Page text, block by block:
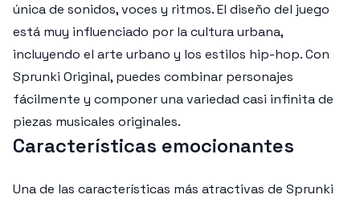
única de sonidos, voces y ritmos. El diseño del juego
está muy influenciado por la cultura urbana,
incluyendo el arte urbano y los estilos hip-hop. Con
Sprunki Original, puedes combinar personajes
fácilmente y componer una variedad casi infinita de
piezas musicales originales.
Características emocionantes
Una de las características más atractivas de Sprunki